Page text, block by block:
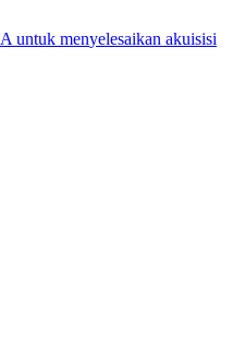
A untuk menyelesaikan akuisisi